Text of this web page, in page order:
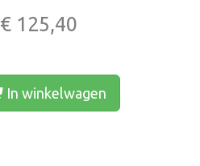
€ 125,40
In winkelwagen